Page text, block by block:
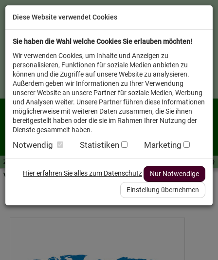
Zutaten A-Z
Service FAQ
Verkäufer vor Ort
Diese Website verwendet Cookies
Sie haben die Wahl welche Cookies Sie erlauben möchten!
Wir verwenden Cookies, um Inhalte und Anzeigen zu
personalisieren, Funktionen für soziale Medien anbieten zu
können und die Zugriffe auf unsere Website zu analysieren.
Außerdem geben wir Informationen zu Ihrer Verwendung
unserer Website an unsere Partner für soziale Medien, Werbung
und Analysen weiter. Unsere Partner führen diese Informationen
möglicherweise mit weiteren Daten zusammen, die Sie ihnen
bereitgestellt haben oder die sie im Rahmen Ihrer Nutzung der
Dienste gesammelt haben.
Notwendig Statistiken Marketing
Hier erfahren Sie alles zum Datenschutz Nur Notwendige
Einstellung übernehmen